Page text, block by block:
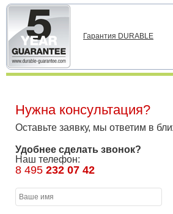
Гарантия DURABLE
Нужна консультация?
Оставьте заявку, мы ответим в
Удобнее сделать звонок?
Наш телефон:
8 495 232 07 42